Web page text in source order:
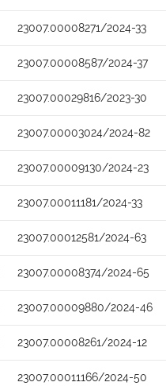
23007.00008271/2024-33
23007.00008587/2024-37
23007.00029816/2023-30
23007.00003024/2024-82
23007.00009130/2024-23
23007.00011181/2024-33
23007.00012581/2024-63
23007.00008374/2024-65
23007.00009880/2024-46
23007.00008261/2024-12
23007.00011166/2024-50